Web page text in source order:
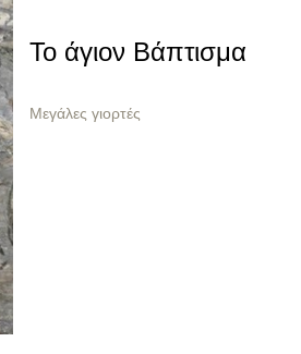
Το άγιον Βάπτισμα
Μεγάλες γιορτές